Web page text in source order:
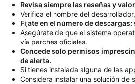
Revisa siempre las reseñas y
Verifica el nombre del
Fíjate en el número de
Asegúrate de que el sistema
vía parches oficiales.
Concede solo permisos
de alerta.
Si tienes instalada alguna de las
Considera instalar una solución de